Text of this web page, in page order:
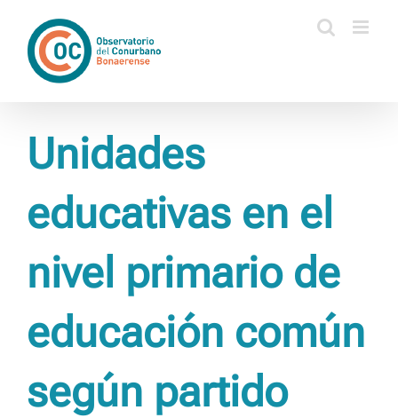
contenido
Unidades
educativas en el
nivel primario de
educación común
según partido